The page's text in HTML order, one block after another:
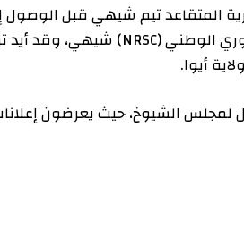
تيم شيهي قبل الوصول إلى
السيناتور الديمقراطي الحالي جون تيستر. تدعم لجنة مجلس الشيوخ الجمهوري الوطني (NRSC) شيهي، وقد أيد ترامب
الشيوخ، حيث يعرضون إعلانات